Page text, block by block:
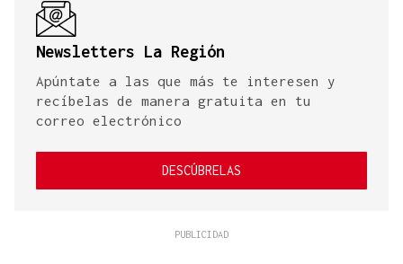
Newsletters La Región
Apúntate a las que más te interesen y
recíbelas de manera gratuita en tu
correo electrónico
DESCÚBRELAS